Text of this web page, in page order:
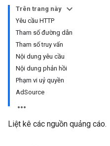
Trên trang này
Yêu cầu HTTP
Tham số đường dẫn
Tham số truy vấn
Nội dung yêu cầu
Nội dung phản hồi
Phạm vi uỷ quyền
AdSource
Liệt kê các nguồn quảng cáo.